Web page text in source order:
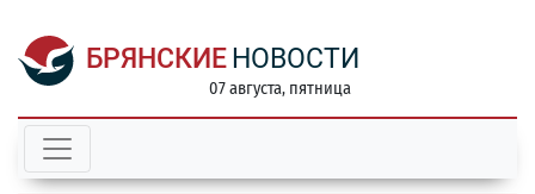
БРЯНСКИЕ НОВОСТИ
07 августа, пятница